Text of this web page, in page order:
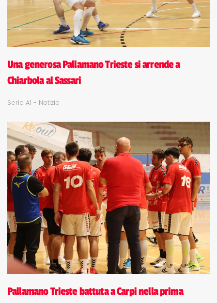
Una generosa Pallamano Trieste si arrende a
Chiarbola al Sassari
Serie A1 - Notizie
Pallamano Trieste battuta a Carpi nella prima